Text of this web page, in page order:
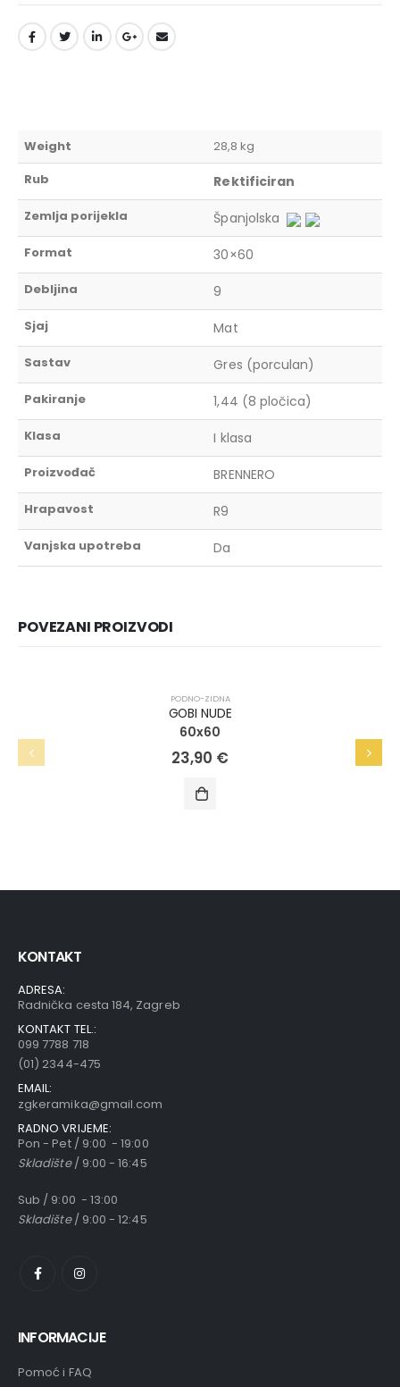
Weight
28,8 kg
Rub
Rektificiran
Zemlja porijekla Španjolska
Format 30×60
Debljina 9
Sjaj Mat
Sastav Gres (porculan)
Pakiranje 1,44 (8 pločica)
Klasa I klasa
Proizvođač BRENNERO
Hrapavost R9
Vanjska upotreba Da
POVEZANI PROIZVODI
PODNO-ZIDNA
GOBI NUDE
60x60
23,90 €
KONTAKT
ADRESA:
Radnička cesta 184, Zagreb
KONTAKT TEL.:
099 7788 718
(01) 2344-475
EMAIL:
zgkeramika@gmail.com
RADNO VRIJEME:
Pon - Pet / 9:00 - 19:00
Skladište/ 9:00 - 16:45
Sub / 9:00 - 13:00
Skladište/ 9:00 - 12:45
INFORMACIJE
Pomoć i FAQ